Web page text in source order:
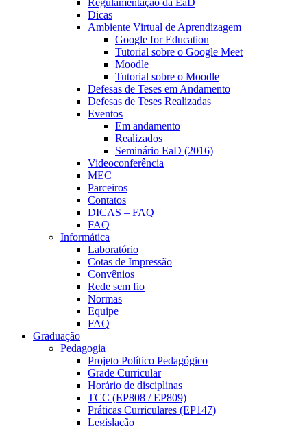
Regulamentação da EaD
Dicas
Ambiente Virtual de Aprendizagem
Google for Education
Tutorial sobre o Google Meet
Moodle
Tutorial sobre o Moodle
Defesas de Teses em Andamento
Defesas de Teses Realizadas
Eventos
Em andamento
Realizados
Seminário EaD (2016)
Videoconferência
MEC
Parceiros
Contatos
DICAS – FAQ
FAQ
Informática
Laboratório
Cotas de Impressão
Convênios
Rede sem fio
Normas
Equipe
FAQ
Graduação
Pedagogia
Projeto Político Pedagógico
Grade Curricular
Horário de disciplinas
TCC (EP808 / EP809)
Práticas Curriculares (EP147)
Legislação